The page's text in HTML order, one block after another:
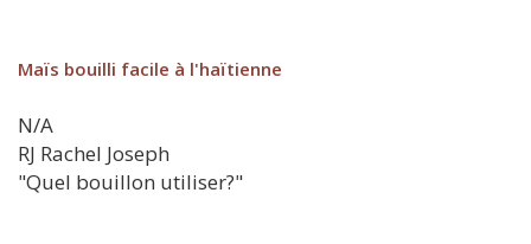
Maïs bouilli facile à l'haïtienne
N/A
RJ Rachel Joseph
"Quel bouillon utiliser?"